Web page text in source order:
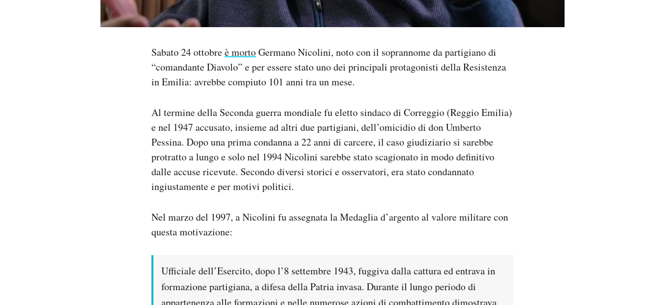
Sabato 24 ottobreè mortoGermano Nicolini, noto con il soprannome da partigiano di
“comandante Diavolo” e per essere stato uno dei principali protagonisti della Resistenza
in Emilia: avrebbe compiuto 101 anni tra un mese.
Al termine della Seconda guerra mondiale fu eletto sindaco di Correggio (Reggio Emilia)
e nel 1947 accusato, insieme ad altri due partigiani, dell’omicidio di don Umberto
Pessina. Dopo una prima condanna a 22 anni di carcere, il caso giudiziario si sarebbe
protratto a lungo e solo nel 1994 Nicolini sarebbe stato scagionato in modo definitivo
dalle accuse ricevute. Secondo diversi storici e osservatori, era stato condannato
ingiustamente e per motivi politici.
Nel marzo del 1997, a Nicolini fu assegnata la Medaglia d’argento al valore militare con
questa motivazione:
Ufficiale dell’Esercito, dopo l’8 settembre 1943, fuggiva dalla cattura ed entrava in
formazione partigiana, a difesa della Patria invasa. Durante il lungo periodo di
appartenenza alle formazioni e nelle numerose azioni di combattimento dimostrava